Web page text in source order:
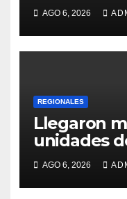
AGO 6, 2026
REGIONALES
Llegaron
unidades
insumos
AGO 6, 2026